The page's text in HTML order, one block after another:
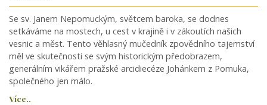
Se sv. Janem Nepomuckým, světcem baroka, se dodnes
setkáváme na mostech, u cest v krajině i v zákoutích našich
vesnic a měst. Tento věhlasný mučedník zpovědního tajemství
měl ve skutečnosti se svým historickým předobrazem,
generálním vikářem pražské arcidiecéze Johánkem z Pomuka,
společného jen málo.
Více..